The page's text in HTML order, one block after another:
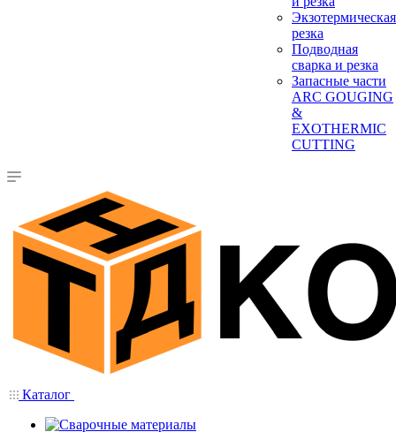
Экзотермическая
резка
Подводная
сварка и резка
Запасные части
ARC GOUGING
&
EXOTHERMIC
CUTTING
Каталог